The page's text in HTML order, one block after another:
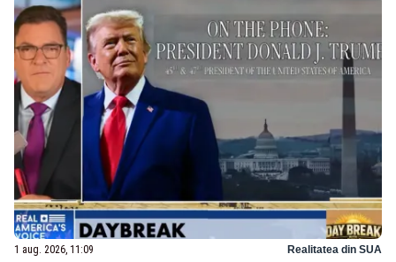
1 aug. 2026, 11:09 Realitatea din SUA